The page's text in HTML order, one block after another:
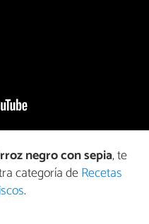
negro con sepia, te
categoría deRecetas
.